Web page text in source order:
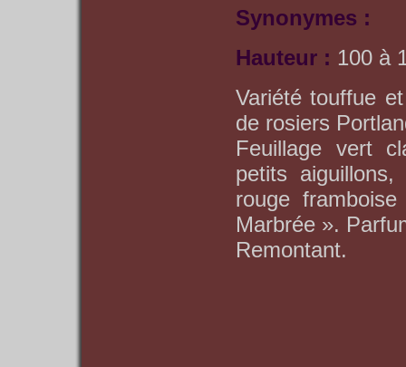
Synonymes :
Hauteur : 100 à
Variété touffue
de rosiers
Feuillage vert
petits
rouge
Marbrée ».
Remontant.